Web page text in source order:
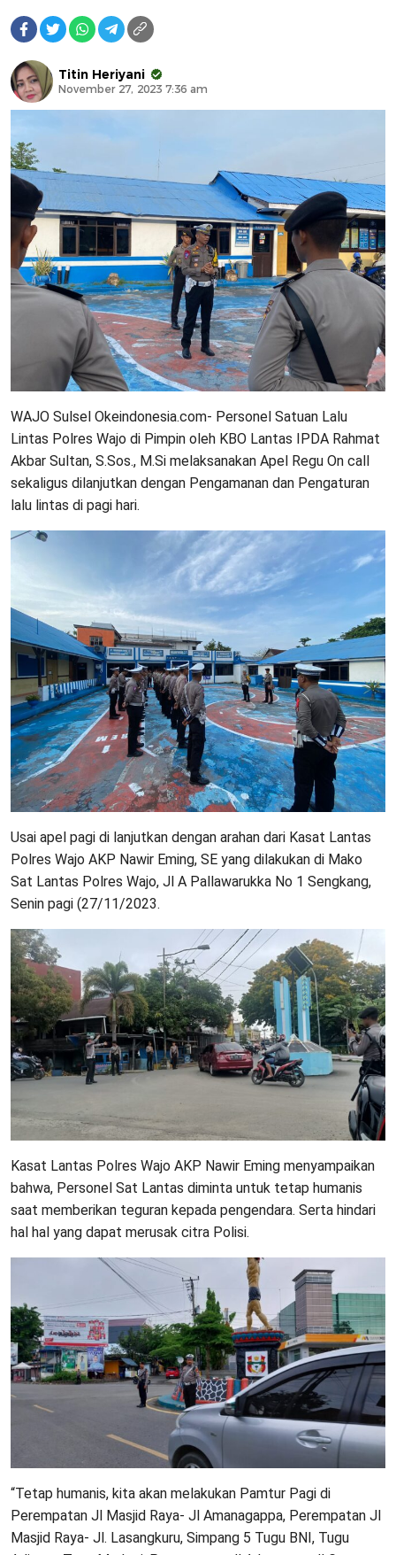
Titin Heriyani
November 27, 2023 7:36 am
WAJO Sulsel Okeindonesia.com- Personel Satuan Lalu
Lintas Polres Wajo di Pimpin oleh KBO Lantas IPDA Rahmat
Akbar Sultan, S.Sos., M.Si melaksanakan Apel Regu On call
sekaligus dilanjutkan dengan Pengamanan dan Pengaturan
lalu lintas di pagi hari.
Usai apel pagi di lanjutkan dengan arahan dari Kasat Lantas
Polres Wajo AKP Nawir Eming, SE yang dilakukan di Mako
Sat Lantas Polres Wajo, Jl A Pallawarukka No 1 Sengkang,
Senin pagi (27/11/2023.
Kasat Lantas Polres Wajo AKP Nawir Eming menyampaikan
bahwa, Personel Sat Lantas diminta untuk tetap humanis
saat memberikan teguran kepada pengendara. Serta hindari
hal hal yang dapat merusak citra Polisi.
“Tetap humanis, kita akan melakukan Pamtur Pagi di
Perempatan Jl Masjid Raya- Jl Amanagappa, Perempatan Jl
Masjid Raya- Jl. Lasangkuru, Simpang 5 Tugu BNI, Tugu